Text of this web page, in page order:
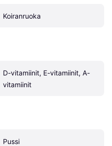
Koiranruoka
D-vitamiinit, E-vitamiinit, A-
vitamiinit
Pussi